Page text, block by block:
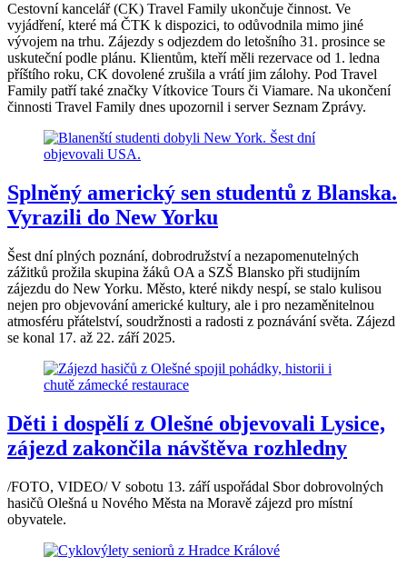
Cestovní kancelář (CK) Travel Family ukončuje činnost. Ve
vyjádření, které má ČTK k dispozici, to odůvodnila mimo jiné
vývojem na trhu. Zájezdy s odjezdem do letošního 31. prosince se
uskuteční podle plánu. Klientům, kteří měli rezervace od 1. ledna
příštího roku, CK dovolené zrušila a vrátí jim zálohy. Pod Travel
Family patří také značky Vítkovice Tours či Viamare. Na ukončení
činnosti Travel Family dnes upozornil i server Seznam Zprávy.
Splněný americký sen studentů z Blanska.
Vyrazili do New Yorku
Šest dní plných poznání, dobrodružství a nezapomenutelných
zážitků prožila skupina žáků OA a SZŠ Blansko při studijním
zájezdu do New Yorku. Město, které nikdy nespí, se stalo kulisou
nejen pro objevování americké kultury, ale i pro nezaměnitelnou
atmosféru přátelství, soudržnosti a radosti z poznávání světa. Zájezd
se konal 17. až 22. září 2025.
Děti i dospělí z Olešné objevovali Lysice,
zájezd zakončila návštěva rozhledny
/FOTO, VIDEO/ V sobotu 13. září uspořádal Sbor dobrovolných
hasičů Olešná u Nového Města na Moravě zájezd pro místní
obyvatele.